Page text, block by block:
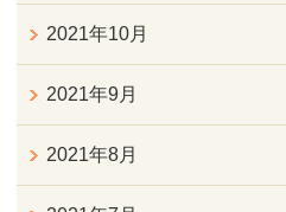
2021年10月
2021年9月
2021年8月